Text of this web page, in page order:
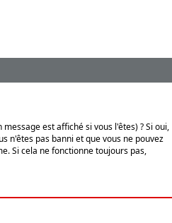
est affiché si vous l'êtes) ? Si oui,
n'êtes pas banni et que vous ne pouvez
Si cela ne fonctionne toujours pas,